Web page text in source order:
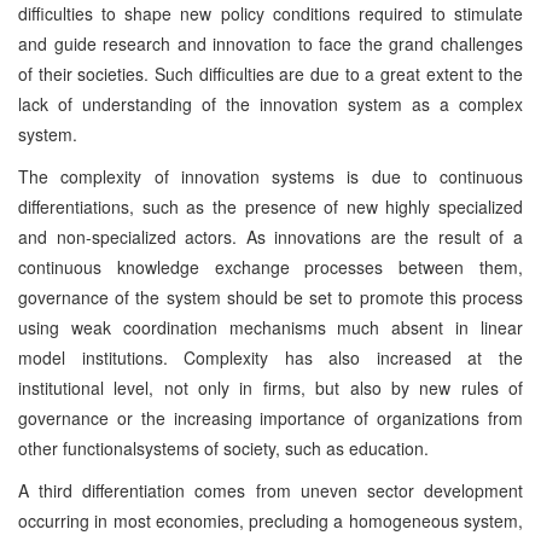
difficulties to shape new policy conditions required to stimulate
and guide research and innovation to face the grand challenges
of their societies. Such difficulties are due to a great extent to the
lack of understanding of the innovation system as a complex
system.
The complexity of innovation systems is due to continuous
differentiations, such as the presence of new highly specialized
and non-specialized actors. As innovations are the result of a
continuous knowledge exchange processes between them,
governance of the system should be set to promote this process
using weak coordination mechanisms much absent in linear
model institutions. Complexity has also increased at the
institutional level, not only in firms, but also by new rules of
governance or the increasing importance of organizations from
other functionalsystems of society, such as education.
A third differentiation comes from uneven sector development
occurring in most economies, precluding a homogeneous system,